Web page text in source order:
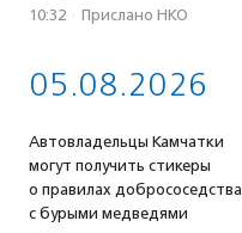
10:32 · Прислано НКО
05.08.2026
Автовладельцы Камчатки
могут получить стикеры
о правилах добрососедства
с бурыми медведями